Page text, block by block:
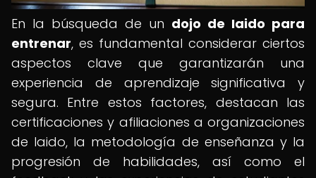
En la búsqueda de un dojo de Iaido para
entrenar, es fundamental considerar ciertos
aspectos clave que garantizarán una
experiencia de aprendizaje significativa y
segura. Entre estos factores, destacan las
certificaciones y afiliaciones a organizaciones
de Iaido, la metodología de enseñanza y la
progresión de habilidades, así como el